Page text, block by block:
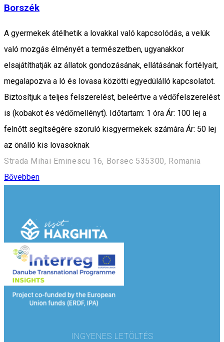
Borszék
A gyermekek átélhetik a lovakkal való kapcsolódás, a velük
való mozgás élményét a természetben, ugyanakkor
elsajátíthatják az állatok gondozásának, ellátásának fortélyait,
megalapozva a ló és lovasa közötti egyedülálló kapcsolatot.
Biztosítjuk a teljes felszerelést, beleértve a védőfelszerelést
is (kobakot és védőmellényt). Időtartam: 1 óra Ár: 100 lej a
felnőtt segítségére szoruló kisgyermekek számára Ár: 50 lej
az önálló kis lovasoknak
Strada Mihai Eminescu 16, Borsec 535300, Romania
Bővebben
INGYENES LETÖLTÉS